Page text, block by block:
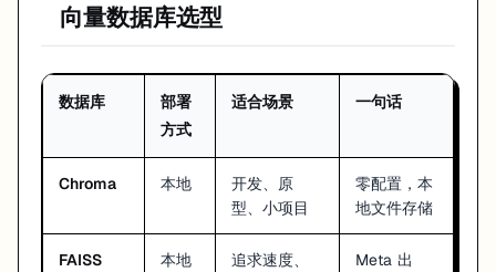
用 RAG 不等于 AI 就不会说错话了。以下是最常见的失败场景：
检索质量差：找不到正确的内容，或者找到了一堆无关内容。这是
分块切坏了：一个答案被切到了两个块里，检索时只找到了一半。换分
：用户用中文问，文档是英文，Embedding 跨
动手练习
向量数据库选型
数据库
部署
方式
适合场景 一句话
Chroma 本地
开发、原
型、小项目
零配置，本
地文件存储
FAISS 本地
追求速度、
Meta 出